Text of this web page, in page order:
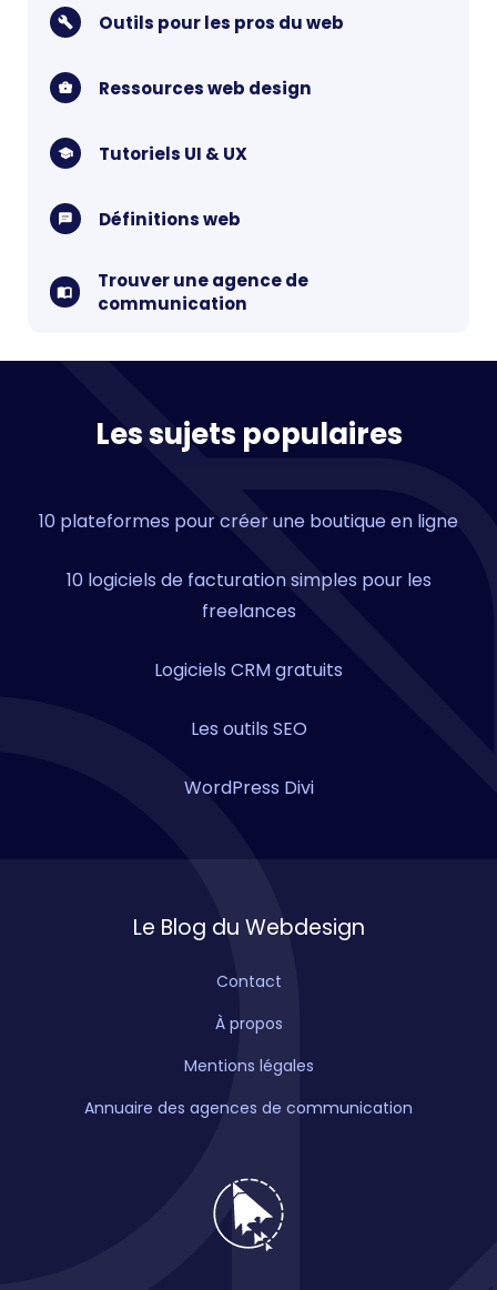
Outils pour les pros du web
Ressources web design
Tutoriels UI & UX
Définitions web
Trouver une agence de
communication
Les sujets populaires
10 plateformes pour créer une boutique en ligne
10 logiciels de facturation simples pour les
freelances
Logiciels CRM gratuits
Les outils SEO
WordPress Divi
Le Blog du Webdesign
Contact
À propos
Mentions légales
Annuaire des agences de communication